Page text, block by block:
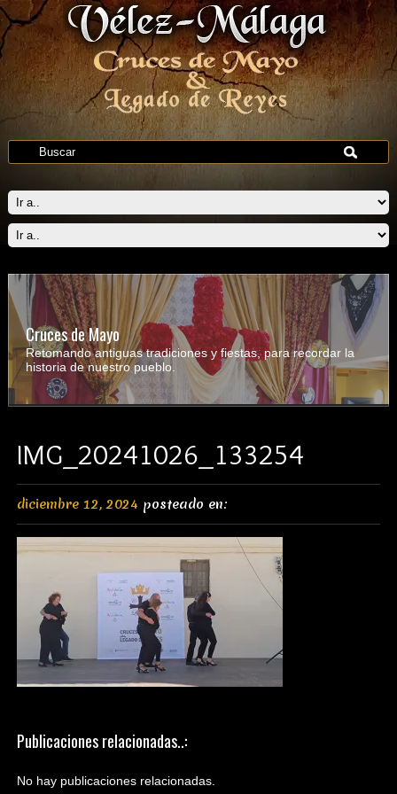
Cruces de Mayo
Retomando antiguas tradiciones y fiestas, para recordar la
historia de nuestro pueblo.
IMG_20241026_133254
diciembre 12, 2024 posteado en:
Publicaciones relacionadas..:
No hay publicaciones relacionadas.